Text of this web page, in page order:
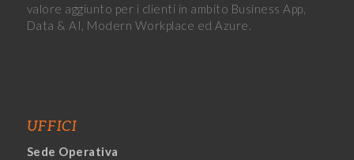
valore aggiunto per i clienti in ambito Business App,
Data & AI, Modern Workplace ed Azure.
UFFICI
Sede Operativa